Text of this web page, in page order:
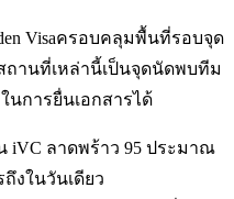
Visaครอบคลุมพื้นที่รอบจุด
านที่เหล่านี้เป็นจุดนัดพบทีม
นการยื่นเอกสารได้
iVC ลาดพร้าว 95 ประมาณ
งในวันเดียว